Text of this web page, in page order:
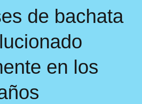
de bachata
en los